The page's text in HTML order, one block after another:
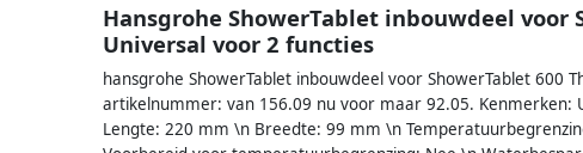
Hansgrohe ShowerTablet inbouwdeel voor
Universal voor 2 functies
hansgrohe ShowerTablet inbouwdeel voor ShowerTablet 600
artikelnummer: van 156.09 nu voor maar 92.05. Kenmerken:
Lengte: 220 mm \n Breedte: 99 mm \n